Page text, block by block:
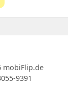
mobiFlip.de
9391